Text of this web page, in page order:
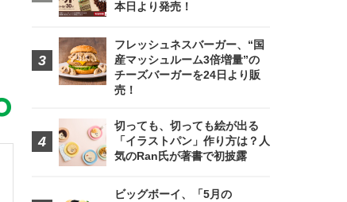
本日より発売！
フレッシュネスバーガー、“国
産マッシュルーム3倍増量”の
チーズバーガーを24日より販
売！
切っても、切っても絵が出る
「イラストパン」作り方は？人
気のRan氏が著書で初披露
ビッグボーイ、「5月の